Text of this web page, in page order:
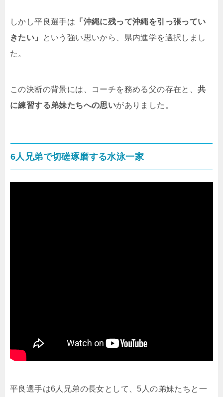
しかし平良選手は 「沖縄に残って沖縄を引っ張ってい
きたい」
という強い思いから、県内進学を選択しまし
た。
この決断の背景には、コーチを務める父の存在と、共
に練習する弟妹たちへの思いがありました。
6人兄弟で切磋琢磨する水泳一家
平良選手は6人兄弟の長女として、5人の弟妹たちと一